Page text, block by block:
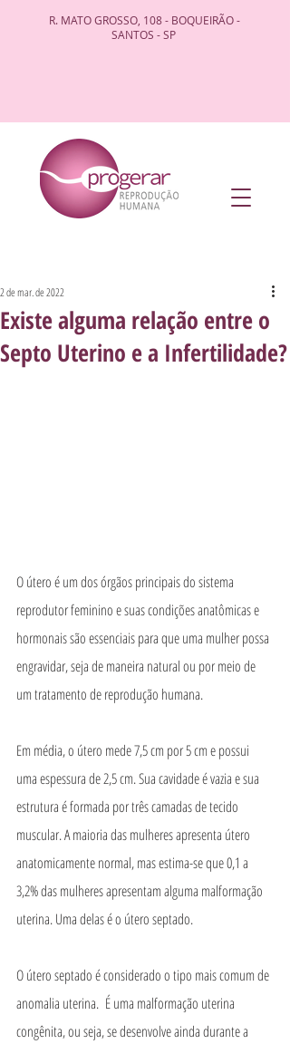
R. MATO GROSSO, 108 - BOQUEIRÃO -
SANTOS - SP
Existe alguma relação entre o
Septo Uterino e a Infertilidade?
2 de mar. de 2022
O útero é um dos órgãos principais do sistema
reprodutor feminino e suas condições anatômicas e
hormonais são essenciais para que uma mulher possa
engravidar, seja de maneira natural ou por meio de
um tratamento de reprodução humana.
Em média, o útero mede 7,5 cm por 5 cm e possui
uma espessura de 2,5 cm. Sua cavidade é vazia e sua
estrutura é formada por três camadas de tecido
muscular. A maioria das mulheres apresenta útero
anatomicamente normal, mas estima-se que 0,1 a
3,2% das mulheres apresentam alguma malformação
uterina. Uma delas é o útero septado.
O útero septado é considerado o tipo mais comum de
anomalia uterina.  É uma malformação uterina
congênita, ou seja, se desenvolve ainda durante a